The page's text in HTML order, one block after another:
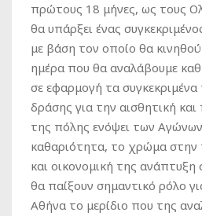
πρώτους 18 μήνες, ως τους
θα υπάρξει ένας
με βάση τον οποίο θα
ημέρα που θα αναλάβουμε
σε εφαρμογή τα
δράσης για την αισθητική
της πόλης ενόψει των
καθαριότητα, το χρώμα στην
και οικονομική της ανάπτυξη
θα παίξουν σημαντικό ρόλο
Αθήνα το μερίδιο που της